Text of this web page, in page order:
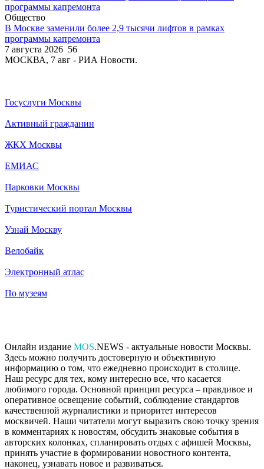
Общество
В Москве заменили более 2,9 тысячи лифтов в рамках
программы капремонта
7 августа 2026 56
МОСКВА, 7 авг - РИА Новости.
Госуслуги Москвы
Активный гражданин
ЖКХ Москвы
ЕМИАС
Парковки Москвы
Туристический портал Москвы
Узнай Москву
Велобайк
Электронный атлас
По музеям
Онлайн издание MOS.NEWS - актуальные новости Москвы.
Здесь можно получить достоверную и объективную
информацию о том, что ежедневно происходит в столице.
Наш ресурс для тех, кому интересно все, что касается
любимого города. Основной принцип ресурса – правдивое и
оперативное освещение событий, соблюдение стандартов
качественной журналистики и приоритет интересов
москвичей. Наши читатели могут выразить свою точку зрения
в комментариях к новостям, обсудить знаковые события в
авторских колонках, спланировать отдых с афишей Москвы,
принять участие в формировании новостного контента,
наконец, узнавать новое и развиваться.